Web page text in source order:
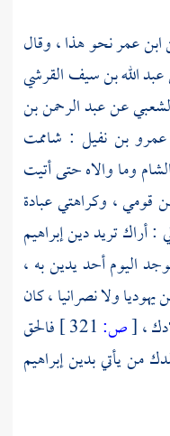
ابن عمرنحو هذا ، وقال
الله بن سيف القرشي
عنعبد الرحمن بن
بن نفيل : شاممت
وما والاه حتى أتيت
قومي ، وكراهتي عبادة
: أراك تريد دينإبراهيم
اليوم أحد يدين به ،
يهوديا ولا نصرانيا ، كان
،[ص:
فالحق
من يأتي بدينإبراهيم